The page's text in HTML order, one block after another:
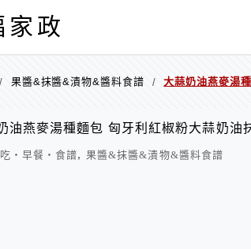
政
/ 果醬&抹醬&漬物&醬料食譜 / 大蒜奶油燕麥湯
油燕麥湯種麵包 匈牙利紅椒粉大蒜奶油
吃‧早餐‧食譜, 果醬&抹醬&漬物&醬料食譜